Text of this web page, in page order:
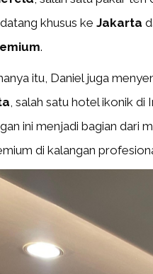
khusus ke Jakarta
.
itu, Daniel juga
, salah satu hotel ikonik
ini menjadi bagian dari
di kalangan